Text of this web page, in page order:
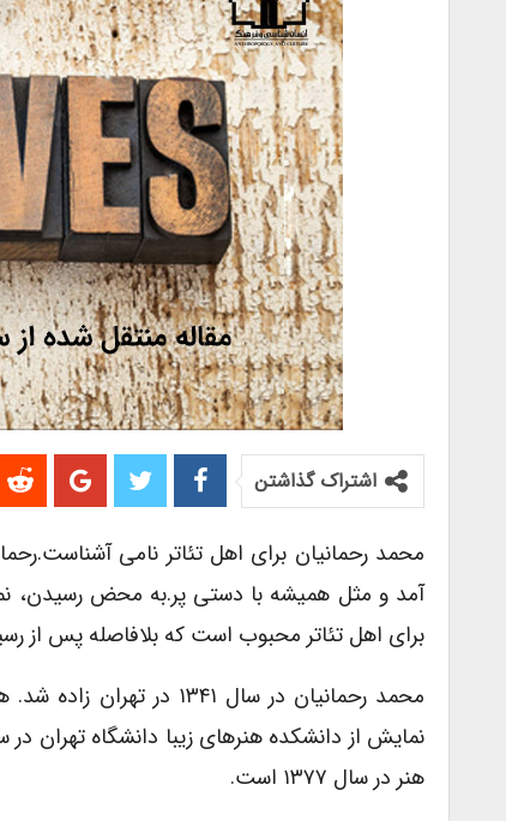
اشتراک گذاشتن
محمد رحمانیان برای اهل تئاتر نامی
آمد و مثل همیشه با دستی پر.به محض رسیدن،
برای اهل تئاتر محبوب است که بلافاصله پس از
محمد رحمانیان در سال
هنر در سال ۱۳۷۷ است.